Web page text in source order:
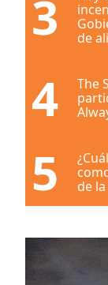
3
de
4
The
5
de la